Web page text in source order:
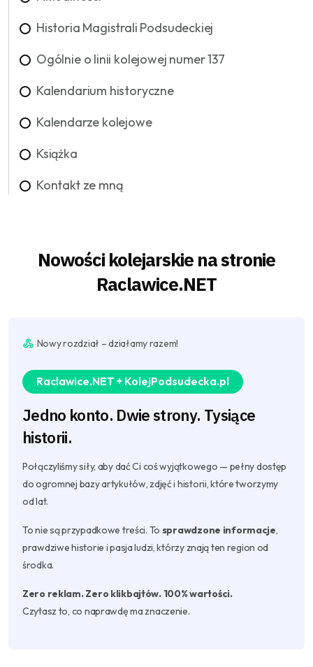
Historia Magistrali Podsudeckiej
Ogólnie o linii kolejowej numer 137
Kalendarium historyczne
Kalendarze kolejowe
Książka
Kontakt ze mną
Nowości kolejarskie na stronie
Raclawice.NET
Nowy rozdział – działamy razem!
Raclawice.NET + KolejPodsudecka.pl
Jedno konto. Dwie strony. Tysiące
historii.
Połączyliśmy siły, aby dać Ci coś wyjątkowego — pełny dostęp
do ogromnej bazy artykułów, zdjęć i historii, które tworzymy
od lat.
To nie są przypadkowe treści. To sprawdzone informacje,
prawdziwe historie i pasja ludzi, którzy znają ten region od
środka.
Zero reklam. Zero klikbajtów. 100% wartości.
Czytasz to, co naprawdę ma znaczenie.